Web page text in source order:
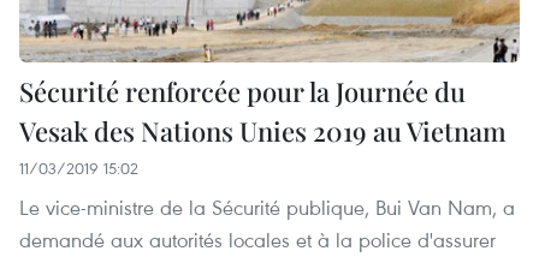
Sécurité renforcée pour la Journée du
Vesak des Nations Unies 2019 au Vietnam
11/03/2019 15:02
Le vice-ministre de la Sécurité publique, Bui Van Nam, a
demandé aux autorités locales et à la police d'assurer